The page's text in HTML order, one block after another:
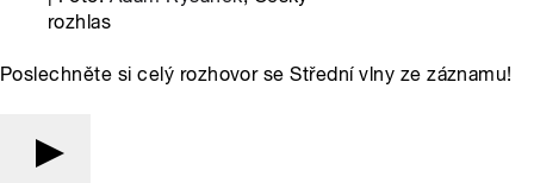
rozhlas
Poslechněte si celý rozhovor se Střední vlny ze záznamu!